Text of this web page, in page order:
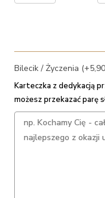
Bilecik / Życzenia (+5,90
Karteczka z dedykacją
możesz przekazać parę